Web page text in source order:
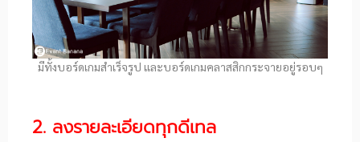
มีทั้งบอร์ดเกมสำเร็จรูป และบอร์ดเกมคลาสสิกกระจายอยู่รอบๆ
2. ลงรายละเอียดทุกดีเทล